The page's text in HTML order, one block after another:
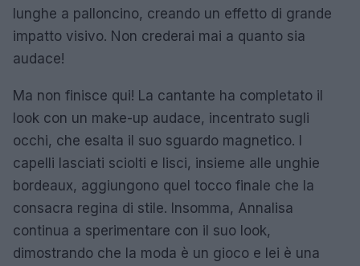
lunghe a palloncino, creando un effetto di grande
impatto visivo. Non crederai mai a quanto sia
audace!
Ma non finisce qui! La cantante ha completato il
look con un make-up audace, incentrato sugli
occhi, che esalta il suo sguardo magnetico. I
capelli lasciati sciolti e lisci, insieme alle unghie
bordeaux, aggiungono quel tocco finale che la
consacra regina di stile. Insomma, Annalisa
continua a sperimentare con il suo look,
dimostrando che la moda è un gioco e lei è una